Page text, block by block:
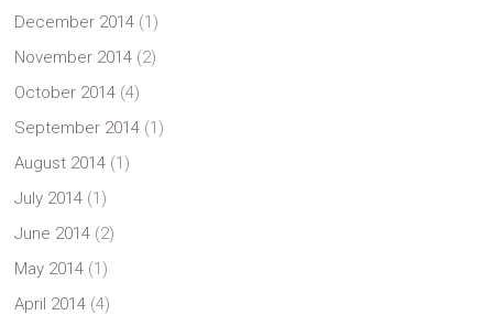
December 2014 (1)
November 2014 (2)
October 2014 (4)
September 2014 (1)
August 2014 (1)
July 2014 (1)
June 2014 (2)
May 2014 (1)
April 2014 (4)